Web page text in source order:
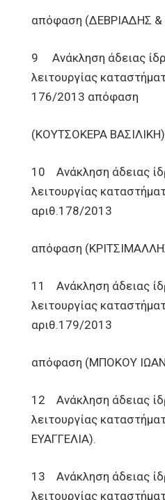
απόφαση (ΔΕΒΡΙΑΔΗΣ &
9 Ανάκληση άδειας
λειτουργίας
176/2013 απόφαση
(ΚΟΥΤΣΟΚΕΡΑ
10 Ανάκληση άδειας
λειτουργίας
αριθ.178/2013
απόφαση
11 Ανάκληση άδειας
λειτουργίας
αριθ.179/2013
απόφαση (ΜΠΟΚΟΥ
12 Ανάκληση άδειας
λειτουργίας
ΕΥΑΓΓΕΛΙΑ).
13 Ανάκληση άδειας
λειτουργίας